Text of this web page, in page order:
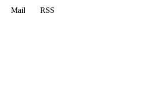
Mail
RSS